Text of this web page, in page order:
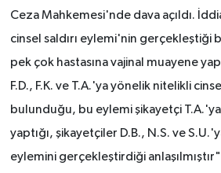
Ceza Mahkemesi'nde dava açıldı.
cinsel saldırı eylemi'nin gerçekleştiği
pek çok hastasına vajinal muayene
F.D., F.K. ve T.A.'ya yönelik nitelikli
bulunduğu, bu eylemi şikayetçi
yaptığı, şikayetçiler D.B., N.S. ve
eylemini gerçekleştirdiği